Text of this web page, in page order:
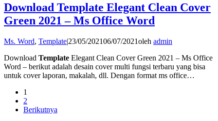
Download Template Elegant Clean Cover
Green 2021 – Ms Office Word
Ms. Word, Template|23/05/202106/07/2021oleh admin
Download Template Elegant Clean Cover Green 2021 – Ms Office
Word – berikut adalah desain cover multi fungsi terbaru yang bisa
untuk cover laporan, makalah, dll. Dengan format ms office…
1
2
Berikutnya